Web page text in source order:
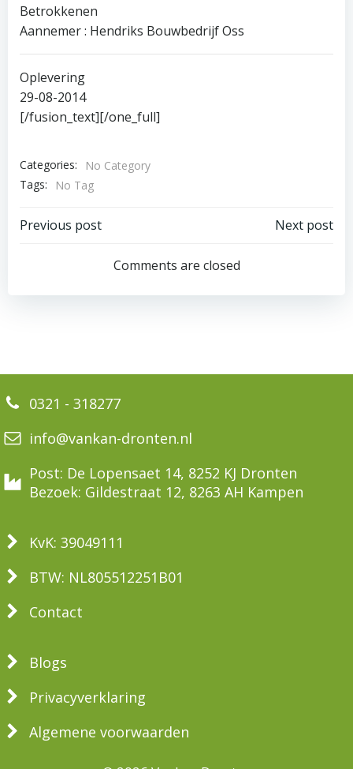
Betrokkenen
Aannemer : Hendriks Bouwbedrijf Oss
Oplevering
29-08-2014
[/fusion_text][/one_full]
Categories:
No Category
Tags:
No Tag
Bericht
navigatie
Previous post
Bericht
navigatie
Next post
Comments are closed
0321 - 318277
info@vankan-dronten.nl
Post: De Lopensaet 14, 8252 KJ Dronten
Bezoek: Gildestraat 12, 8263 AH Kampen
KvK: 39049111
BTW: NL805512251B01
Contact
Blogs
Privacyverklaring
Algemene voorwaarden